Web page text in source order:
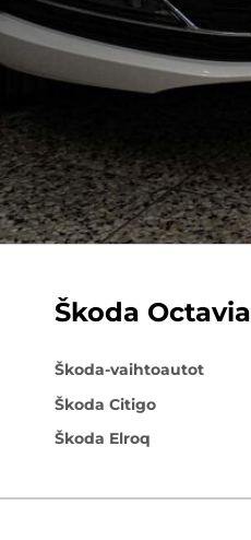
Škoda Octavia
Škoda-vaihtoautot
Škoda Citigo
Škoda Elroq